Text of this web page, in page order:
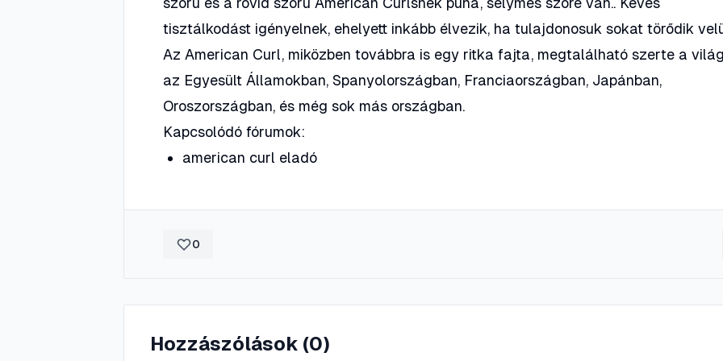
tisztálkodást igényelnek, ehelyett inkább élvezik, ha tulajdonosuk sokat törődik
Az American Curl, miközben továbbra is egy ritka fajta, megtalálható szerte a
az Egyesült Államokban, Spanyolországban, Franciaországban, Japánban,
Oroszországban, és még sok más országban.
Kapcsolódó fórumok:
american curl eladó
0
Hozzászólások (0)